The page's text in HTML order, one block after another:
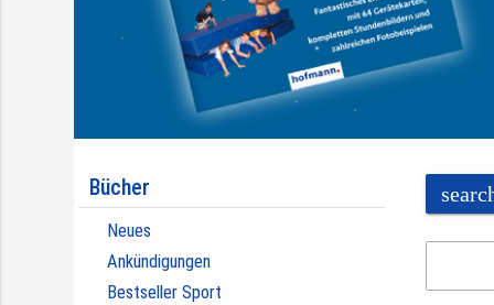
Bücher
Neues
Ankündigungen
Bestseller Sport